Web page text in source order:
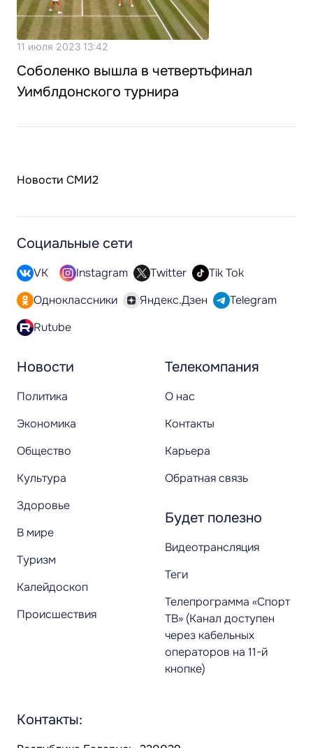
11 июля 2023 13:42
Соболенко вышла в четвертьфинал
Уимблдонского турнира
Новости СМИ2
Новости
Политика
Экономика
Общество
Культура
Здоровье
В мире
Туризм
Калейдоскоп
Происшествия
Телекомпания
О нас
Контакты
Карьера
Обратная связь
Будет полезно
Видеотрансляция
Теги
Телепрограмма «Спорт
ТВ» (Канал доступен
через кабельных
операторов на 11-й
кнопке)
Социальные сети
VK Instagram Twitter
Tik Tok
Одноклассники
Яндекс.Дзен
Telegram
Rutube
Контакты: